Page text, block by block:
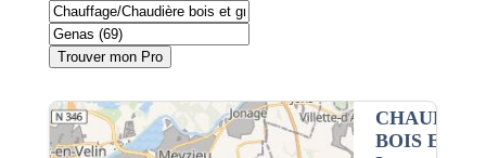
Trouver mon Pro
BOIS ET